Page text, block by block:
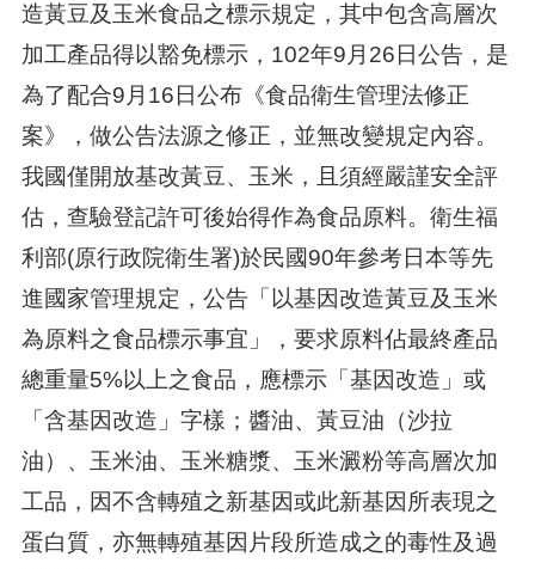
造黃豆及玉米食品之標示規定，其中包含高層次
加工產品得以豁免標示，102年9月26日公告，是
為了配合9月16日公布《食品衛生管理法修正
案》，做公告法源之修正，並無改變規定內容。
我國僅開放基改黃豆、玉米，且須經嚴謹安全評
估，查驗登記許可後始得作為食品原料。衛生福
利部(原行政院衛生署)於民國90年參考日本等先
進國家管理規定，公告「以基因改造黃豆及玉米
為原料之食品標示事宜」，要求原料佔最終產品
總重量5%以上之食品，應標示「基因改造」或
「含基因改造」字樣；醬油、黃豆油（沙拉
油）、玉米油、玉米糖漿、玉米澱粉等高層次加
工品，因不含轉殖之新基因或此新基因所表現之
蛋白質，亦無轉殖基因片段所造成之的毒性及過